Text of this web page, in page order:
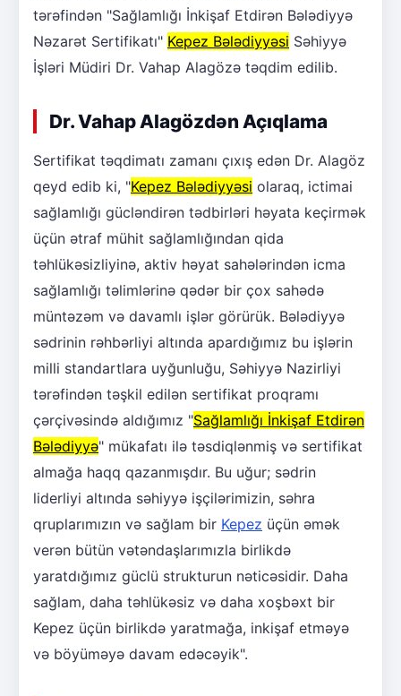
tərəfindən "Sağlamlığı İnkişaf Etdirən Bələdiyyə
Nəzarət Sertifikatı" Kepez Bələdiyyəsi Səhiyyə
İşləri Müdiri Dr. Vahap Alagözə təqdim edilib.
Dr. Vahap Alagözdən Açıqlama
Sertifikat təqdimatı zamanı çıxış edən Dr. Alagöz
qeyd edib ki, "Kepez Bələdiyyəsi olaraq, ictimai
sağlamlığı gücləndirən tədbirləri həyata keçirmək
üçün ətraf mühit sağlamlığından qida
təhlükəsizliyinə, aktiv həyat sahələrindən icma
sağlamlığı təlimlərinə qədər bir çox sahədə
müntəzəm və davamlı işlər görürük. Bələdiyyə
sədrinin rəhbərliyi altında apardığımız bu işlərin
milli standartlara uyğunluğu, Səhiyyə Nazirliyi
tərəfindən təşkil edilən sertifikat proqramı
çərçivəsində aldığımız "Sağlamlığı İnkişaf Etdirən
Bələdiyyə" mükafatı ilə təsdiqlənmiş və sertifikat
almağa haqq qazanmışdır. Bu uğur; sədrin
liderliyi altında səhiyyə işçilərimizin, səhra
qruplarımızın və sağlam bir Kepez üçün əmək
verən bütün vətəndaşlarımızla birlikdə
yaratdığımız güclü strukturun nəticəsidir. Daha
sağlam, daha təhlükəsiz və daha xoşbəxt bir
Kepez üçün birlikdə yaratmağa, inkişaf etməyə
və böyüməyə davam edəcəyik".